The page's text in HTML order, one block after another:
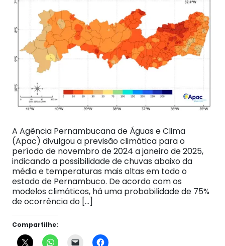
A Agência Pernambucana de Águas e Clima
(Apac) divulgou a previsão climática para o
período de novembro de 2024 a janeiro de 2025,
indicando a possibilidade de chuvas abaixo da
média e temperaturas mais altas em todo o
estado de Pernambuco. De acordo com os
modelos climáticos, há uma probabilidade de 75%
de ocorrência do […]
Compartilhe: